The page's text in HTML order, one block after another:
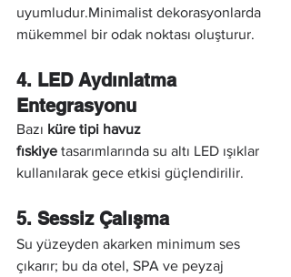
uyumludur.Minimalist dekorasyonlarda
mükemmel bir odak noktası oluşturur.
4. LED Aydınlatma
Entegrasyonu
Bazı küre tipi havuz
fıskiye tasarımlarında su altı LED ışıklar
kullanılarak gece etkisi güçlendirilir.
5. Sessiz Çalışma
Su yüzeyden akarken minimum ses
çıkarır; bu da otel, SPA ve peyzaj